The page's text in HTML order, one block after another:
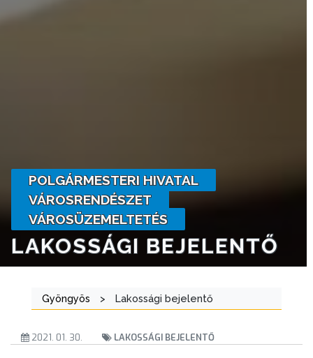
POLGÁRMESTERI HIVATAL
VÁROSRENDÉSZET
VÁROSÜZEMELTETÉS
LAKOSSÁGI BEJELENTŐ
Gyöngyös > Lakossági bejelentő
2021. 01. 30. LAKOSSÁGI BEJELENTŐ